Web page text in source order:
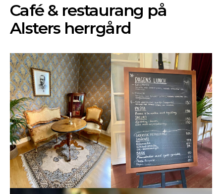
Café & restaurang på
Alsters herrgård